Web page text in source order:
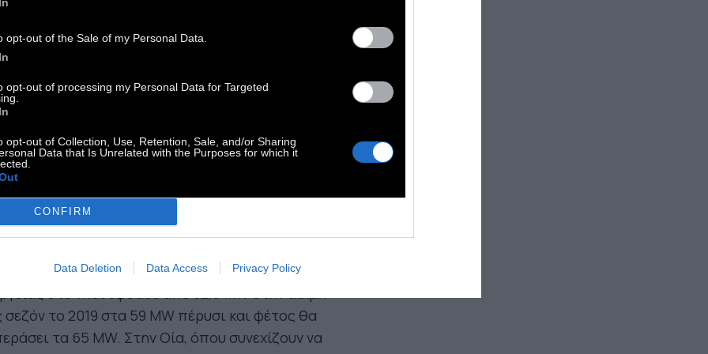
opt-out of the Sale of my Personal Data.
opt-out of processing my Personal Data for Targeted
opt-out of Collection, Use, Retention, Sale, and/or Sharing
Data that Is Unrelated with the Purposes for which it
CONFIRM
Data Deletion Data Access Privacy Policy
νερού
Το 2023
κατά 22%»
το νερό και την ενέργεια:«Από το 2012 ως το
η κατανάλωση του νερού διπλασιάστηκε. Από
στο 2022 αυξήθηκε κατά 18%, από το 2022
2023 κατά 22%. Η αφαλάτωση η οποία
έφθασε για 5 χρόνια. Η κατανάλωση
στο νησί έφθασε από 32,5 MW στην αιχμή
σεζόν το 2019 στα 59 MW πέρυσι και φέτος θα
τα 65 MW. Στην Οία, όπου συνεχίζουν να